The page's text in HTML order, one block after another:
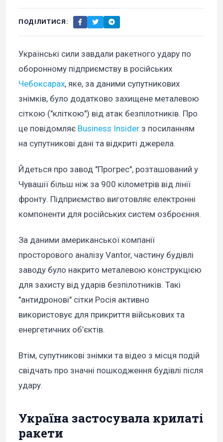
ПОДІЛИТИСЯ:
Українські сили завдали ракетного удару по
оборонному підприємству в російських
Чебоксарах, яке, за даними супутникових
знімків, було додатково захищене металевою
сіткою ("кліткою") від атак безпілотників. Про
це повідомляє Business Insider з посиланням
на супутникові дані та відкриті джерела.
Йдеться про завод "Прогрес", розташований у
Чувашії більш ніж за 900 кілометрів від лінії
фронту. Підприємство виготовляє електронні
компоненти для російських систем озброєння.
За даними американської компанії
просторового аналізу Vantor, частину будівлі
заводу було накрито металевою конструкцією
для захисту від ударів безпілотників. Такі
"антидронові" сітки Росія активно
використовує для прикриття військових та
енергетичних об’єктів.
Втім, супутникові знімки та відео з місця подій
свідчать про значні пошкодження будівлі після
удару.
Україна застосувала крилаті
ракети